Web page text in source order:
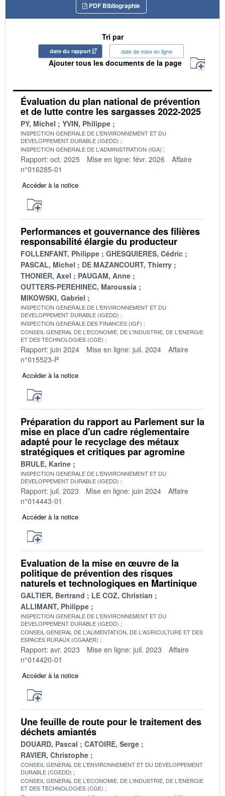
PDF Bibliographie
Tri par
date du rapport date de mise en ligne
Ajouter tous les documents de la page
Évaluation du plan national de prévention
et de lutte contre les sargasses 2022-2025
PY, Michel YVIN, Philippe
INSPECTION GENERALE DE L'ENVIRONNEMENT ET DU
DEVELOPPEMENT DURABLE (IGEDD)
INSPECTION GENERALE DE L'ADMINISTRATION (IGA)
Rapport: oct. 2025 Mise en ligne: févr. 2026
Affaire
n°016285-01
Accéder à la notice
Performances et gouvernance des filières
responsabilité élargie du producteur
FOLLENFANT, Philippe
GHESQUIERES, Cédric
PASCAL, Michel
DE MAZANCOURT, Thierry
THONIER, Axel
PAUGAM, Anne
OUTTERS-PEREHINEC, Maroussia
MIKOWSKI, Gabriel
INSPECTION GENERALE DE L'ENVIRONNEMENT ET DU
DEVELOPPEMENT DURABLE (IGEDD)
INSPECTION GENERALE DES FINANCES (IGF)
CONSEIL GENERAL DE L'ECONOMIE, DE L'INDUSTRIE, DE L'ENERGIE
ET DES TECHNOLOGIES (CGE)
Rapport: juin 2024 Mise en ligne: juil. 2024
Affaire
n°015523-P
Accéder à la notice
Préparation du rapport au Parlement sur la
mise en place d'un cadre réglementaire
adapté pour le recyclage des métaux
stratégiques et critiques par agromine
BRULE, Karine
INSPECTION GENERALE DE L'ENVIRONNEMENT ET DU
DEVELOPPEMENT DURABLE (IGEDD)
Rapport: juil. 2023 Mise en ligne: juin 2024
Affaire
n°014443-01
Accéder à la notice
Evaluation de la mise en œuvre de la
politique de prévention des risques
naturels et technologiques en Martinique
GALTIER, Bertrand
LE COZ, Christian
ALLIMANT, Philippe
INSPECTION GENERALE DE L'ENVIRONNEMENT ET DU
DEVELOPPEMENT DURABLE (IGEDD)
CONSEIL GENERAL DE L'ALIMENTATION, DE L'AGRICULTURE ET DES
ESPACES RURAUX (CGAAER)
Rapport: avr. 2023 Mise en ligne: juil. 2023
Affaire
n°014420-01
Accéder à la notice
Une feuille de route pour le traitement des
déchets amiantés
DOUARD, Pascal
CATOIRE, Serge
RAVIER, Christophe
CONSEIL GENERAL DE L'ENVIRONNEMENT ET DU DEVELOPPEMENT
DURABLE (CGEDD)
CONSEIL GENERAL DE L'ECONOMIE, DE L'INDUSTRIE, DE L'ENERGIE
ET DES TECHNOLOGIES (CGE)